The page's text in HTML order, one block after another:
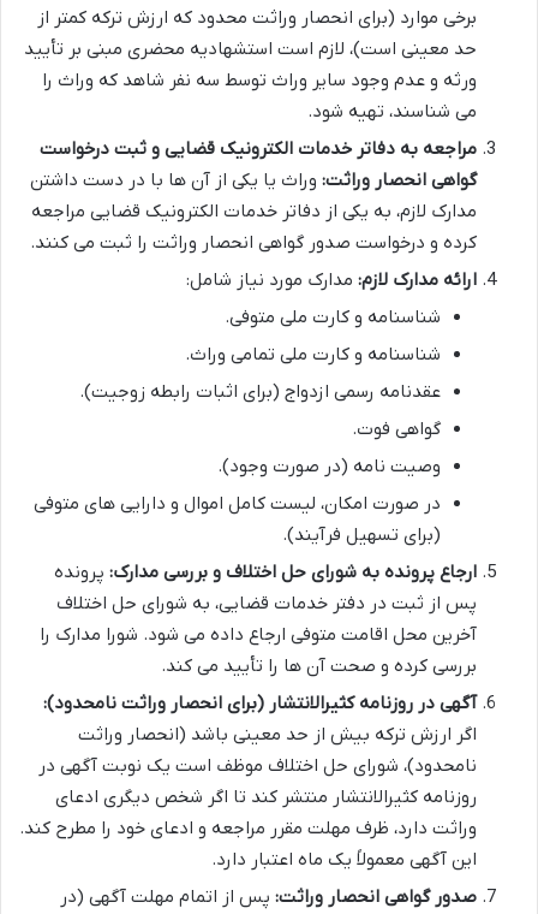
برخی موارد (برای انحصار وراثت محدود که ارزش ترکه کمتر از
حد معینی است)، لازم است استشهادیه محضری مبنی بر تأیید
ورثه و عدم وجود سایر وراث توسط سه نفر شاهد که وراث را
می شناسند، تهیه شود.
مراجعه به دفاتر خدمات الکترونیک قضایی و ثبت درخواست
گواهی انحصار وراثت: وراث یا یکی از آن ها با در دست داشتن
مدارک لازم، به یکی از دفاتر خدمات الکترونیک قضایی مراجعه
کرده و درخواست صدور گواهی انحصار وراثت را ثبت می کنند.
ارائه مدارک لازم: مدارک مورد نیاز شامل:
شناسنامه و کارت ملی متوفی.
شناسنامه و کارت ملی تمامی وراث.
عقدنامه رسمی ازدواج (برای اثبات رابطه زوجیت).
گواهی فوت.
وصیت نامه (در صورت وجود).
در صورت امکان، لیست کامل اموال و دارایی های متوفی
(برای تسهیل فرآیند).
ارجاع پرونده به شورای حل اختلاف و بررسی مدارک: پرونده
پس از ثبت در دفتر خدمات قضایی، به شورای حل اختلاف
آخرین محل اقامت متوفی ارجاع داده می شود. شورا مدارک را
بررسی کرده و صحت آن ها را تأیید می کند.
آگهی در روزنامه کثیرالانتشار (برای انحصار وراثت نامحدود):
اگر ارزش ترکه بیش از حد معینی باشد (انحصار وراثت
نامحدود)، شورای حل اختلاف موظف است یک نوبت آگهی در
روزنامه کثیرالانتشار منتشر کند تا اگر شخص دیگری ادعای
وراثت دارد، ظرف مهلت مقرر مراجعه و ادعای خود را مطرح کند.
این آگهی معمولاً یک ماه اعتبار دارد.
صدور گواهی انحصار وراثت: پس از اتمام مهلت آگهی (در